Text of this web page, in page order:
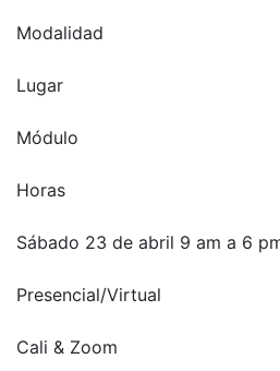
Modalidad
Lugar
Módulo
Horas
Sábado 23 de abril 9 am a 6
Presencial/Virtual
Cali & Zoom